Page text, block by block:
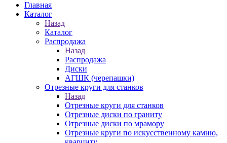
Главная
Каталог
Назад
Каталог
Распродажа
Назад
Распродажа
Диски
АГШК (черепашки)
Отрезные круги для станков
Назад
Отрезные круги для станков
Отрезные диски по граниту
Отрезные диски по мрамору
Отрезные круги по искусственному камню,